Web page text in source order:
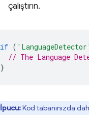
çalıştırın.
if ( 'LanguageDetector'
// The Language
}
İpucu:Kod tabanınızda